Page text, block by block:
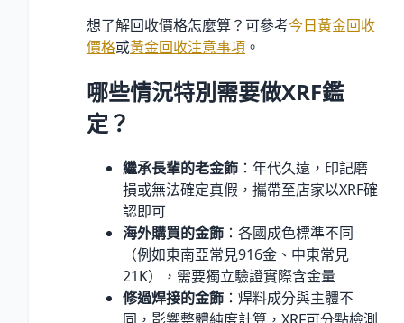
想了解回收價格怎麼算？可參考今日黃金回收
價格或黃金回收注意事項 。
哪些情況特別需要做XRF鑑
定？
繼承長輩的老金飾 ：年代久遠，印記磨
損或無法確定真假，攜帶至店家以XRF確
認即可
海外購買的金飾 ：各國成色標準不同
（例如東南亞常見916金、中東常見
21K），需要獨立驗證實際含金量
修過焊接的金飾 ：焊料成分與主體不